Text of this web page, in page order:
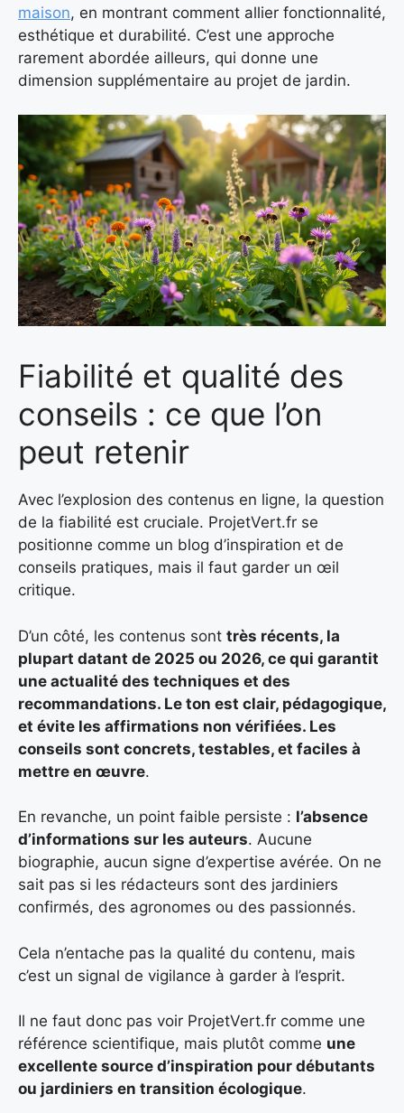
maison, en montrant comment allier fonctionnalité,
esthétique et durabilité. C’est une approche
rarement abordée ailleurs, qui donne une
dimension supplémentaire au projet de jardin.
Fiabilité et qualité des
conseils : ce que l’on
peut retenir
Avec l’explosion des contenus en ligne, la question
de la fiabilité est cruciale. ProjetVert.fr se
positionne comme un blog d’inspiration et de
conseils pratiques, mais il faut garder un œil
critique.
D’un côté, les contenus sont très récents, la
plupart datant de 2025 ou 2026, ce qui garantit
une actualité des techniques et des
recommandations. Le ton est clair, pédagogique,
et évite les affirmations non vérifiées. Les
conseils sont concrets, testables, et faciles à
mettre en œuvre.
En revanche, un point faible persiste : l’absence
d’informations sur les auteurs. Aucune
biographie, aucun signe d’expertise avérée. On ne
sait pas si les rédacteurs sont des jardiniers
confirmés, des agronomes ou des passionnés.
Cela n’entache pas la qualité du contenu, mais
c’est un signal de vigilance à garder à l’esprit.
Il ne faut donc pas voir ProjetVert.fr comme une
référence scientifique, mais plutôt comme une
excellente source d’inspiration pour débutants
ou jardiniers en transition écologique.